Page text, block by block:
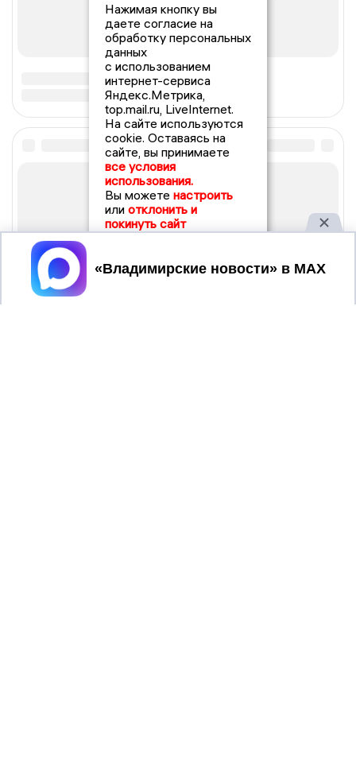
Нажимая кнопку вы
даете согласие на
обработку персональных
данных
с использованием
интернет-сервиса
Яндекс.Метрика,
top.mail.ru, LiveInternet.
На сайте используются
cookie. Оставаясь на
сайте, вы принимаете
все условия
использования.
Вы можете настроить
или отклонить и
покинуть сайт
Принять